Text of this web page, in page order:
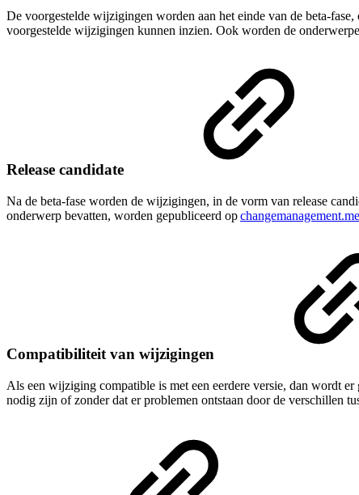
De voorgestelde wijzigingen worden aan het einde van de beta-
voorgestelde wijzigingen kunnen inzien. Ook worden de
Release candidate
Na de beta-fase worden de wijzigingen, in de vorm van release
onderwerp bevatten, worden gepubliceerd op
Compatibiliteit van wijzigingen
Als een wijziging compatible is met een eerdere versie, dan wordt
nodig zijn of zonder dat er problemen ontstaan door de verschillen